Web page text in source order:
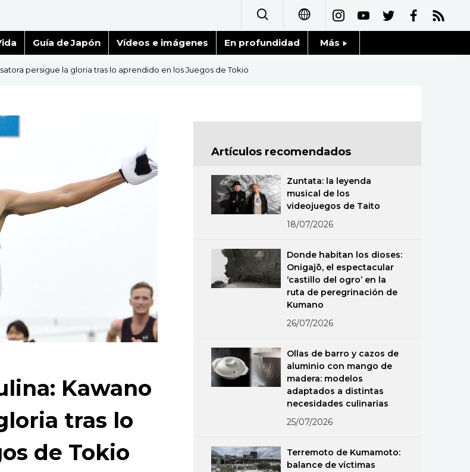
日本語
العربية
Русский
Guía de Japón Vídeos e imágenes En profundidad Más
Blog
Tokio
Avisos
persigue la gloria tras lo aprendido en los Juegos de Tokio
Kawano
tras lo
de Tokio
Artículos recomendados
Zuntata: la leyenda
musical de los
videojuegos de Taito
18/07/2026
Donde habitan los dioses:
Onigajō, el espectacular
‘castillo del ogro’ en la
ruta de peregrinación de
Kumano
26/07/2026
Ollas de barro y cazos de
aluminio con mango de
madera: modelos
adaptados a distintas
necesidades culinarias
25/07/2026
Terremoto de Kumamoto:
balance de víctimas